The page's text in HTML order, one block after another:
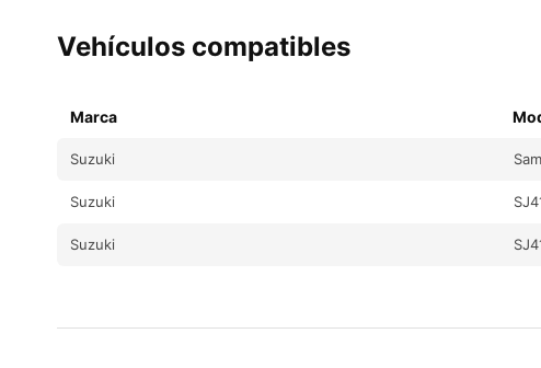
Vehículos compatibles
Suzuki
Suzuki
Suzuki